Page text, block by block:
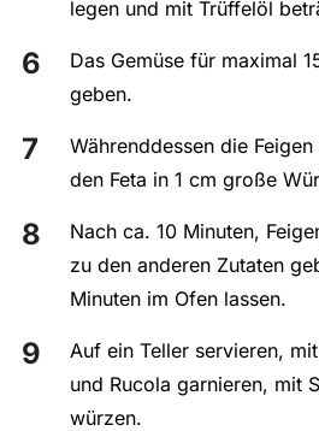
legen und mit Trüffelöl
Das Gemüse für maximal
geben.
Währenddessen die
den Feta in 1 cm große
Nach ca. 10 Minuten,
zu den anderen Zutaten
Minuten im Ofen lassen.
Auf ein Teller servieren,
und Rucola garnieren, mit
würzen.